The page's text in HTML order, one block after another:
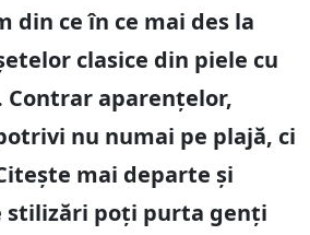
din ce în ce mai des la
clasice din piele cu
Contrar aparențelor,
nu numai pe plajă, ci
mai departe și
stilizări poți purta genți